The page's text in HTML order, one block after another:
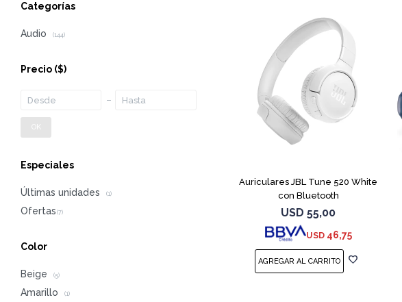
Auriculares JBL Tune 520 White
con Bluetooth
USD 55,00
USD 46,75
Categorías
Audio (144)
Precio ($)
OK
Especiales
Últimas unidades (1)
Color
Beige (5)
Amarillo (1)